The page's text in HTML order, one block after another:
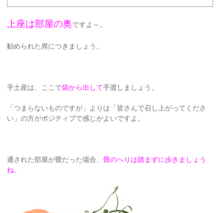
上座は部屋の奥ですよ～。
勧められた席につきましょう。
手土産は、ここで袋から出して手渡しましょう。
「つまらないものですが」よりは「皆さんで召し上がってくださ
い」の方がポジティブで感じがよいですよ。
通された部屋が畳だった場合、畳のへりは踏まずに歩きましょう
ね。